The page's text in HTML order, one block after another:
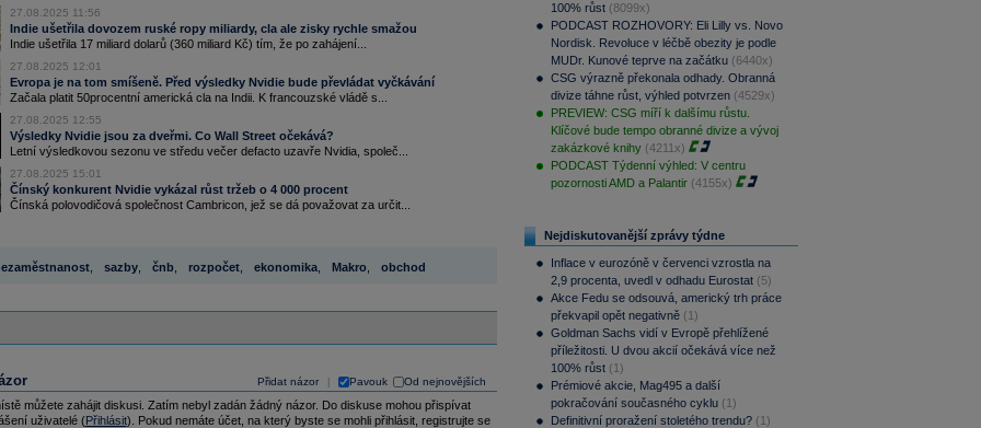
27.08.2025 11:56
Indie ušetřila dovozem ruské ropy miliardy, cla ale zisky rychle smažou
Indie ušetřila 17 miliard dolarů (360 miliard Kč) tím, že po zahájení...
27.08.2025 12:01
Evropa je na tom smíšeně. Před výsledky Nvidie bude převládat vyčkávání
Začala platit 50procentní americká cla na Indii. K francouzské vládě s...
27.08.2025 12:55
Výsledky Nvidie jsou za dveřmi. Co Wall Street očekává?
Letní výsledkovou sezonu ve středu večer defacto uzavře Nvidia, společ...
27.08.2025 15:01
Čínský konkurent Nvidie vykázal růst tržeb o 4 000 procent
Čínská polovodičová společnost Cambricon, jež se dá považovat za určit...
, sazby, čnb, rozpočet, ekonomika, Makro, obchod
Přidat názor Pavouk Od nejnovějších
můžete zahájit diskusi. Zatím nebyl zadán žádný názor. Do diskuse mohou přispívat
uživatelé (Přihlásit). Pokud nemáte účet, na který byste se mohli přihlásit, registrujte se
100% růst (8099x)
PODCAST ROZHOVORY: Eli Lilly vs. Novo
Nordisk. Revoluce v léčbě obezity je podle
MUDr. Kunové teprve na začátku (6440x)
CSG výrazně překonala odhady. Obranná
divize táhne růst, výhled potvrzen (4529x)
PREVIEW: CSG míří k dalšímu růstu.
Klíčové bude tempo obranné divize a vývoj
zakázkové knihy (4211x)
PODCAST Týdenní výhled: V centru
pozornosti AMD a Palantir (4155x)
Nejdiskutovanější zprávy týdne
Inflace v eurozóně v červenci vzrostla na
2,9 procenta, uvedl v odhadu Eurostat (5)
Akce Fedu se odsouvá, americký trh práce
překvapil opět negativně (1)
Goldman Sachs vidí v Evropě přehlížené
příležitosti. U dvou akcií očekává více než
100% růst (1)
Prémiové akcie, Mag495 a další
pokračování současného cyklu (1)
Definitivní proražení stoletého trendu? (1)